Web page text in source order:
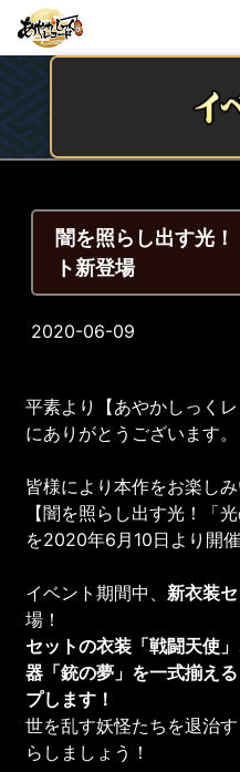
闇を照らし出す光
ト新登場
2020-06-09
平素より【あやかしっく
にありがとうございます。
皆様により本作をお楽しみ
【闇を照らし出す光！「
を2020年6月10日より開
イベント期間中、 新衣装
場！
セットの衣装「戦闘天使
器「銃の夢」を一式揃え
プします！
世を乱す妖怪たちを退治
らしましょう！